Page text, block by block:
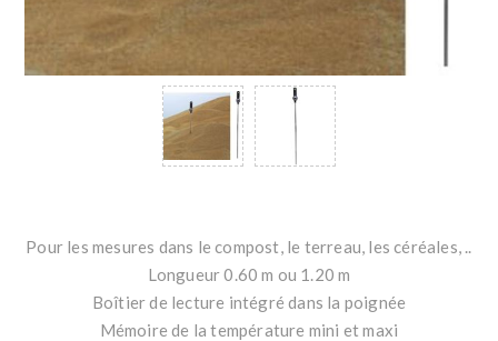
Pour les mesures dans le compost, le terreau, les céréales, ..
Longueur 0.60 m ou 1.20 m
Boîtier de lecture intégré dans la poignée
Mémoire de la température mini et maxi